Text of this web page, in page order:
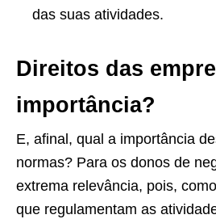
das suas atividades.
Direitos das
importância?
E, afinal, qual a importância
normas? Para os donos de
extrema relevância, pois,
que regulamentam as